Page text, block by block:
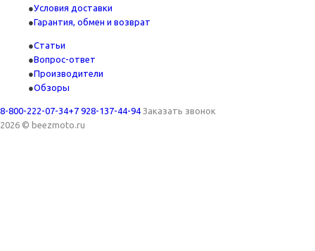
Условия доставки
Гарантия, обмен и возврат
Статьи
Вопрос-ответ
Производители
Обзоры
8-800-222-07-34+7 928-137-44-94 Заказать звонок
2026 © beezmoto.ru